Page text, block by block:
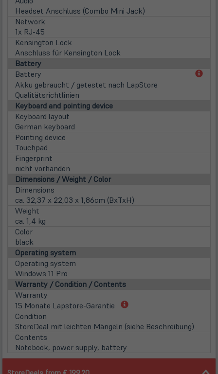
Headset Anschluss (Combo Mini Jack)
Network
1x RJ-45
Kensington Lock
Anschluss für Kensington Lock
Battery
Battery
Akku gebraucht / getestet nach LapStore
Qualitätsrichtlinien
Keyboard and pointing device
Keyboard layout
German keyboard
Pointing device
Touchpad
Fingerprint
nicht vorhanden
Dimensions / Weight / Color
Dimensions
ca. 32,37 x 22,03 x 1,86cm (BxTxH)
Weight
ca. 1,4 kg
Color
black
Operating system
Operating system
Windows 11 Pro
Warranty / Condition / Contents
Warranty
15 Monate Lapstore-Garantie
(öffnet
neuem
Condition
StoreDeal mit leichten Mängeln (siehe Beschreibung)
Contents
Notebook, power supply, battery